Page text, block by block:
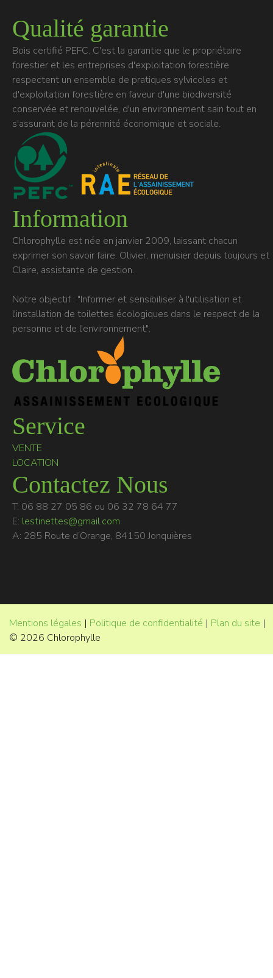
Qualité garantie
Bois certifié PEFC. C'est la garantie que le propriétaire
forestier et les entreprises d'exploitation forestière
respectent un ensemble de pratiques sylvicoles et
d'exploitation forestière en faveur d'une biodiversité
conservée et renouvelée, d'un environnement sain tout en
s'assurant de la pérennité économique et sociale.
Information
Chlorophylle est née en janvier 2009, laissant chacun
exprimer son savoir faire. Olivier, menuisier depuis toujours et
Claire, assistante de gestion.
Notre objectif : "Informer et sensibiliser à l'utilisation et
l'installation de toilettes écologiques dans le respect de la
personne et de l'environnement".
Service
VENTE
LOCATION
Contactez Nous
T: 06 88 27 05 86 ou 06 32 78 64 77
E: lestinettes@gmail.com
A: 285 Route d’Orange, 84150 Jonquières
Mentions légales | Politique de confidentialité | Plan du site |
© 2026 Chlorophylle